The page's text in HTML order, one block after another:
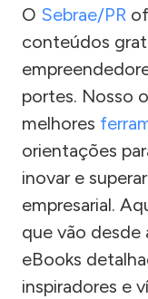
O Sebrae/PR
conteúdos
portes. Nosso
melhores
orientações
inovar e
empresarial.
que vão
eBooks
inspiradores e